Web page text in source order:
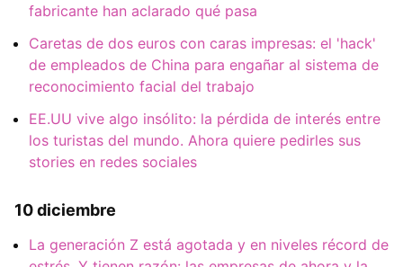
fabricante han aclarado qué pasa
Caretas de dos euros con caras impresas: el 'hack'
de empleados de China para engañar al sistema de
reconocimiento facial del trabajo
EE.UU vive algo insólito: la pérdida de interés entre
los turistas del mundo. Ahora quiere pedirles sus
stories en redes sociales
10 diciembre
La generación Z está agotada y en niveles récord de